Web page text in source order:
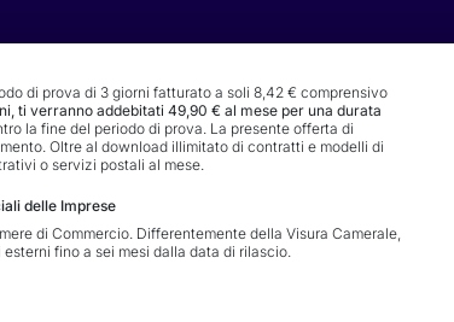
di prova di 3 giorni fatturato a soli 8,42 € comprensivo
ti verranno addebitati 49,90 € al mese per una durata
la fine del periodo di prova. La presente offerta di
Oltre al download illimitato di contratti e modelli di
o servizi postali al mese.
delle Imprese
di Commercio. Differentemente della Visura Camerale,
fino a sei mesi dalla data di rilascio.